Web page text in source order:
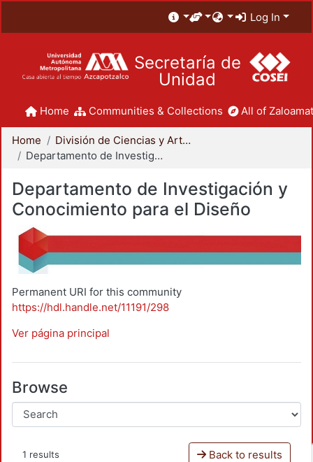
Log In
Secretaría de
Unidad
Home Communities & Collections All of
Home
División de Ciencias y Artes para el Diseño
Departamento de Investigación y Conocimiento para el Diseño
Departamento de Investigación y
Conocimiento para el Diseño
Permanent URI for this community
https://hdl.handle.net/11191/298
Ver página principal
Browse
1 results Back to results